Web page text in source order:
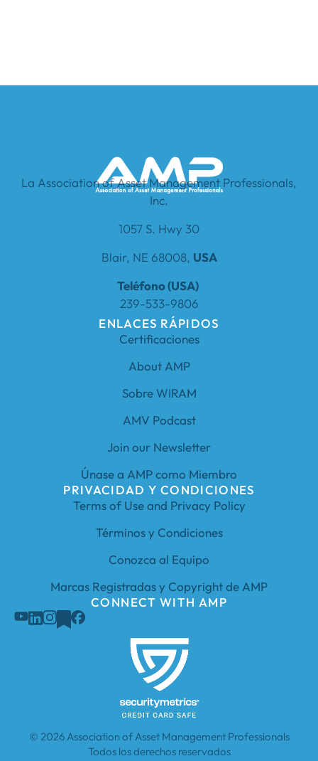
La Association of Asset Management Professionals,
Inc.
1057 S. Hwy 30
Blair, NE 68008, USA
Teléfono (USA)
239-533-9806
ENLACES RÁPIDOS
Certificaciones
About AMP
Sobre WIRAM
AMV Podcast
Join our Newsletter
Únase a AMP como Miembro
PRIVACIDAD Y CONDICIONES
Terms of Use and Privacy Policy
Términos y Condiciones
Conozca al Equipo
Marcas Registradas y Copyright de AMP
CONNECT WITH AMP
© 2026 Association of Asset Management Professionals
Todos los derechos reservados